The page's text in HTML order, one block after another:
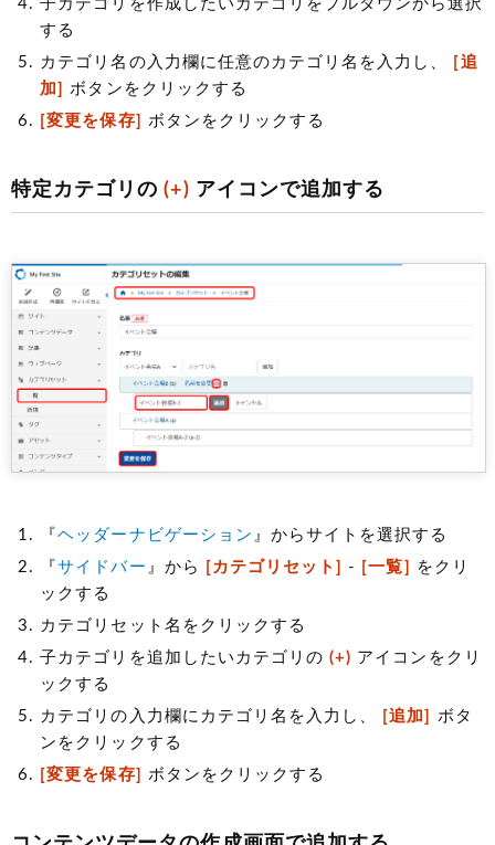
子カテゴリを作成したいカテゴリをプルダウンから選択
する
カテゴリ名の入力欄に任意のカテゴリ名を入力し、
[追
加]
ボタンをクリックする
[変更を保存]
ボタンをクリックする
特定カテゴリの(+) アイコンで追加する
『ヘッダーナビゲーション 』からサイトを選択する
『サイドバー 』から [カテゴリセット] - [一覧]
をクリ
ックする
カテゴリセット名をクリックする
子カテゴリを追加したいカテゴリの(+) アイコンをクリ
ックする
カテゴリの入力欄にカテゴリ名を入力し、
[追加]
ボタ
ンをクリックする
[変更を保存]
ボタンをクリックする